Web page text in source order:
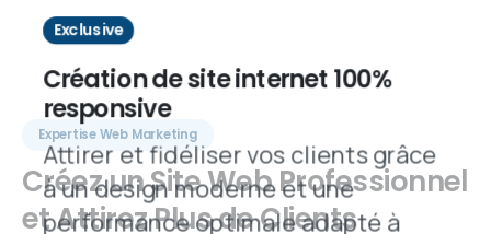
Exclusive
Création de site internet 100%
responsive
Attirer et fidéliser vos clients grâce
à un design moderne et une
performance optimale adapté à
Expertise Web Marketing
CréezunSiteWeb Professionnel
etAttirezPlusdeClients